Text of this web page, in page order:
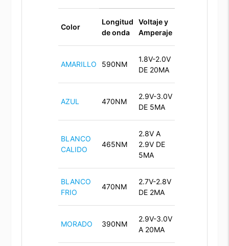
Color
Longitud
de onda
Voltaje y
Amperaje
AMARILLO 590NM
1.8V-2.0V
DE 20MA
AZUL 470NM
2.9V-3.0V
DE 5MA
BLANCO
CALIDO
465NM
2.8V A
2.9V DE
5MA
BLANCO
FRIO
470NM
2.7V-2.8V
DE 2MA
MORADO 390NM
2.9V-3.0V
A 20MA